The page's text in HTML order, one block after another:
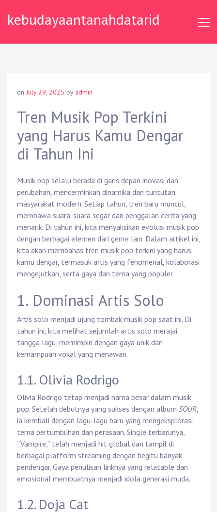
kebudayaantanahdatarid
on July 29, 2025 by admin
Tren Musik Pop Terkini
yang Harus Kamu Dengar
di Tahun Ini
Musik pop selalu berada di garis depan inovasi dan
perubahan, mencerminkan dinamika dan tuntutan
masyarakat modern. Setiap tahun, tren baru muncul,
membawa suara-suara segar dan penggalan cerita yang
menarik. Di tahun ini, kita menyaksikan evolusi musik pop
dengan berbagai elemen dari genre lain. Dalam artikel ini,
kita akan membahas tren musik pop terkini yang harus
kamu dengar, termasuk artis yang fenomenal, kolaborasi
mengejutkan, serta gaya dan tema yang populer.
1. Dominasi Artis Solo
Artis solo menjadi ujung tombak musik pop saat ini. Di
tahun ini, kita melihat sejumlah artis solo merajai
tangga lagu, memimpin dengan gaya unik dan
kemampuan vokal yang menawan.
1.1. Olivia Rodrigo
Olivia Rodrigo tetap menjadi nama besar dalam musik
pop. Setelah debutnya yang sukses dengan album SOUR,
ia kembali dengan lagu-lagu baru yang mengeksplorasi
tema pertumbuhan dan perasaan. Single terbarunya,
“Vampire,” telah menjadi hit global dan tampil di
berbagai platform streaming dengan begitu banyak
pendengar. Gaya penulisan liriknya yang relatable dan
emosional membuatnya menjadi idola generasi muda.
1.2. Doja Cat